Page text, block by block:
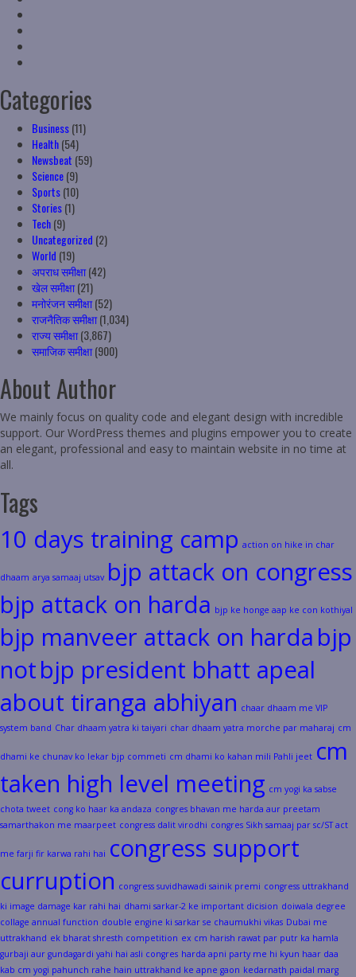
Categories
Business(11)
Health(54)
Newsbeat (59)
Science(9)
Sports(10)
Stories(1)
Tech(9)
Uncategorized (2)
World (19)
अपराध समीक्षा(42)
खेल समीक्षा(21)
मनोरंजन समीक्षा(52)
राजनैतिक समीक्षा(1,034)
राज्य समीक्षा(3,867)
समाजिक समीक्षा(900)
About Author
We mainly focus on quality code and elegant design with incredible
support. Our WordPress themes and plugins empower you to create
an elegant, professional and easy to maintain website in no time at
all.
Tags
10 days training camp action on hike in char
dhaam arya samaaj utsav bjp attack on congress
bjp attack on harda bjp ke honge aap ke con kothiyal
bjp manveer attack on harda bjp
notbjp president bhatt apeal
about tiranga abhiyan chaar dhaam me VIP
system band Char dhaam yatra ki taiyari char dhaam yatra morche par maharaj cm
dhami ke chunav ko lekar bjp commeti cm dhami ko kahan mili Pahli jeet cm
taken high level meeting cm yogi ka sabse
chota tweet cong ko haar ka andaza congres bhavan me harda aur preetam
samarthakon me maarpeet congress dalit virodhi congres Sikh samaaj par sc/ST act
me farji fir karwa rahi hai congress support
curruption congress suvidhawadi sainik premi congress uttrakhand
ki image damage kar rahi hai dhami sarkar-2 ke important dicision doiwala degree
collage annual function double engine ki sarkar se chaumukhi vikas Dubai me
uttrakhand ek bharat shresth competition ex cm harish rawat par putr ka hamla
gurbaji aur gundagardi yahi hai asli congres harda apni party me hi kyun haar daa
kab cm yogi pahunch rahe hain uttrakhand ke apne gaon kedarnath paidal marg